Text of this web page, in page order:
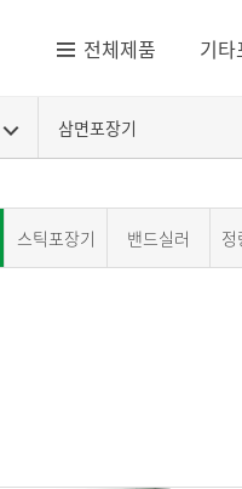
전체제품 기타
삼면포장기
스틱포장기 밴드실러 정